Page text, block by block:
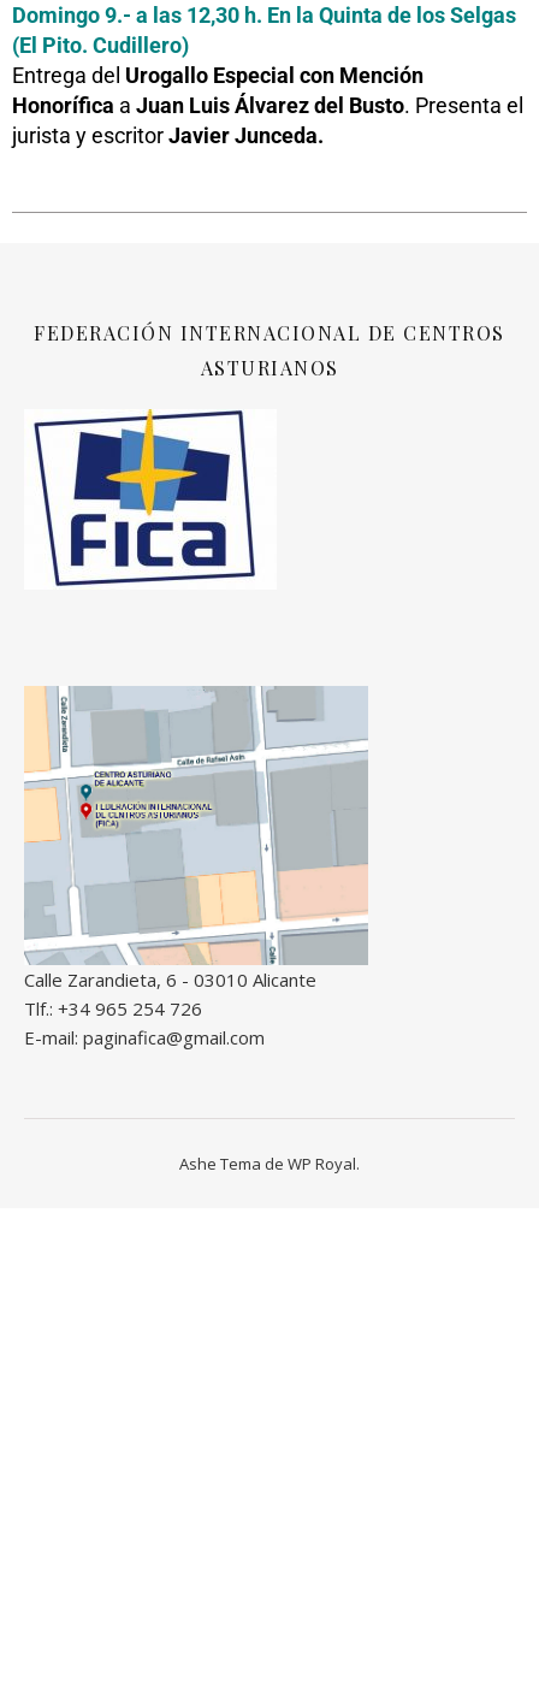
Domingo 9.- a las 12,30 h. En la Quinta de los Selgas
(El Pito. Cudillero)
Entrega del Urogallo Especial con Mención
Honorífica a Juan Luis Álvarez del Busto. Presenta el
jurista y escritorJavier Junceda.
FEDERACIÓN INTERNACIONAL DE CENTROS
ASTURIANOS
Calle Zarandieta, 6 - 03010 Alicante
Tlf.: +34 965 254 726
E-mail: paginafica@gmail.com
Ashe Tema de WP Royal.